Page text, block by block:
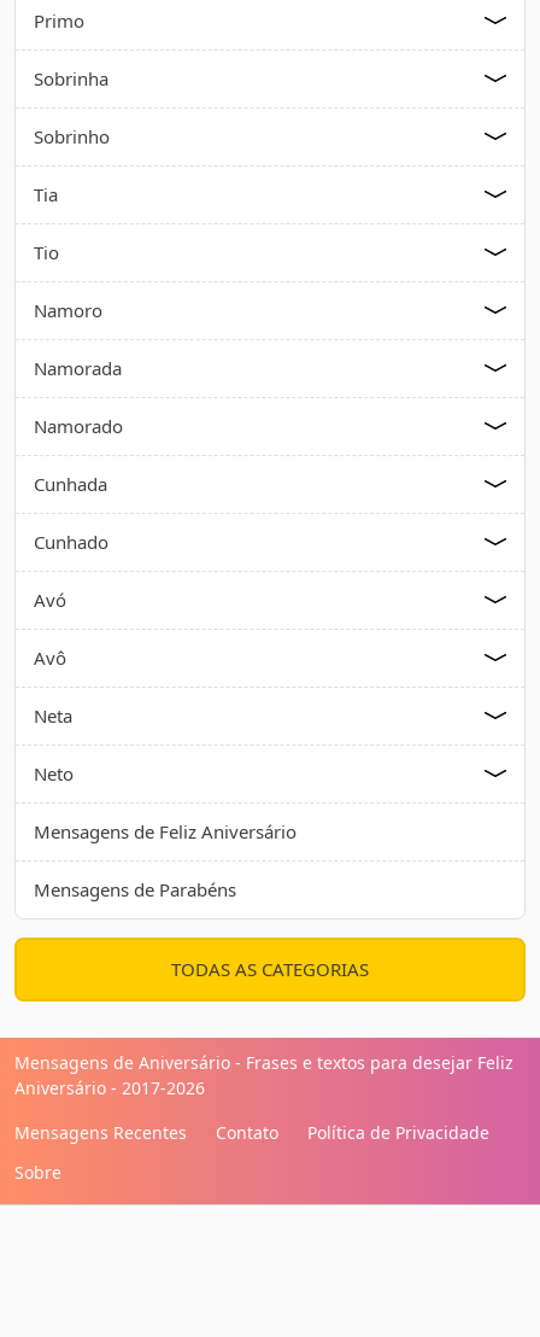
Primo
Sobrinha
Sobrinho
Tia
Tio
Namoro
Namorada
Namorado
Cunhada
Cunhado
Avó
Avô
Neta
Neto
Mensagens de Feliz Aniversário
Mensagens de Parabéns
TODAS AS CATEGORIAS
Mensagens de Aniversário - Frases e textos para desejar Feliz
Aniversário - 2017-2026
Mensagens Recentes
Contato
Política de Privacidade
Sobre